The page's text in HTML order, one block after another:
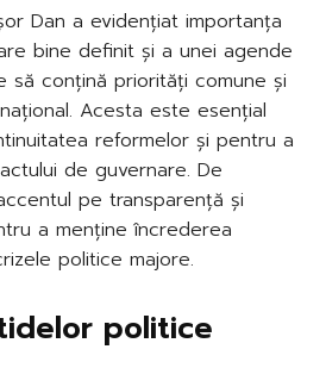
Dan a evidențiat importanța
bine definit și a unei agende
să conțină priorități comune și
Acesta este esențial
reformelor și pentru a
de guvernare. De
pe transparență și
a menține încrederea
politice majore.
politice